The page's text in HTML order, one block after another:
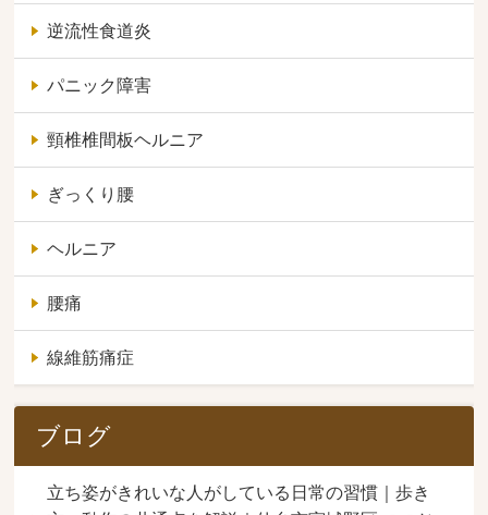
逆流性食道炎
パニック障害
頸椎椎間板ヘルニア
ぎっくり腰
ヘルニア
腰痛
線維筋痛症
ブログ
立ち姿がきれいな人がしている日常の習慣｜歩き